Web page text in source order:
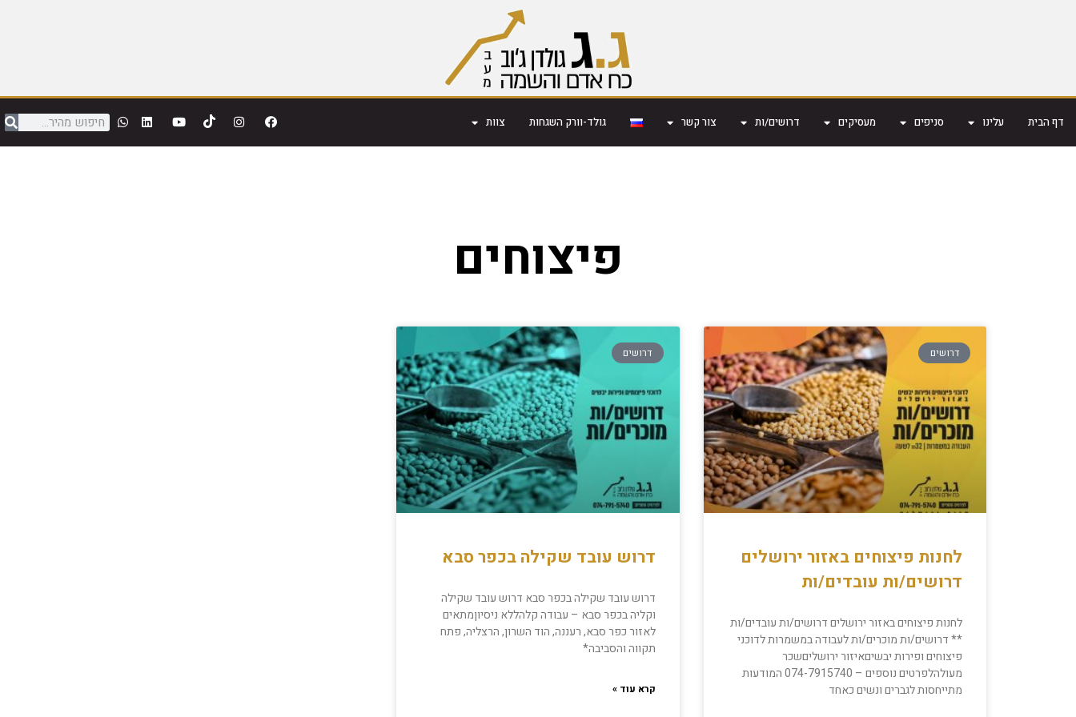
דף הבית עלינו סניפים מעסיקים דרושים/ות צור קשר גולד-וורק השגחות צוות
פיצוחים
דרושים
לחנות פיצוחים באזור ירושלים
דרושים/ות עובדים/ות
לחנות פיצוחים באזור ירושלים דרושים/ות עובדים/ות
** דרושים/ות מוכרים/ות לעבודה במשמרות לדוכני
פיצוחים ופירות יבשיםאיזור ירושליםשכר
מעולהלפרטים נוספים – 074-7915740 המודעות
מתייחסות לגברים ונשים כאחד
דרושים
דרוש עובד שקילה בכפר סבא
דרוש עובד שקילה בכפר סבא דרוש עובד שקילה
וקליה בכפר סבא – עבודה קלהללא ניסיוןמתאים
לאזור כפר סבא, רעננה, הוד השרון, הרצליה, פתח
תקווה והסביבה*
קרא עוד »